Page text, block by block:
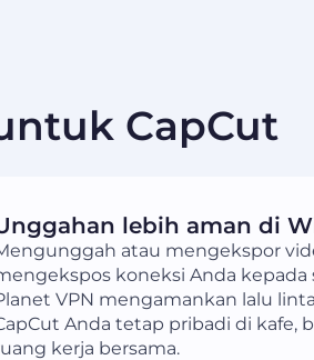
CapCut
lebih aman di
atau mengekspor
koneksi Anda kepada
VPN mengamankan lalu
Anda tetap pribadi di kafe,
kerja bersama.